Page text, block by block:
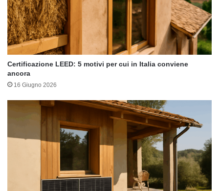
Certificazione LEED: 5 motivi per cui in Italia conviene
ancora
16 Giugno 2026